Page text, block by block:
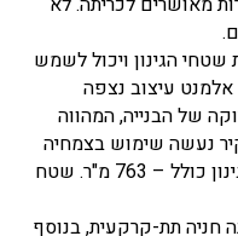
הגינון ויכול לשמש
אלמנט עיצוב נצפה
של הבנייה, המהווה
נעשה שימוש בצמחיה
ארץ ישראלית חסכונית במים. שטח גינון כולל – 763 מ"ר. שטח
חניה תת-קרקעית, בנוסף